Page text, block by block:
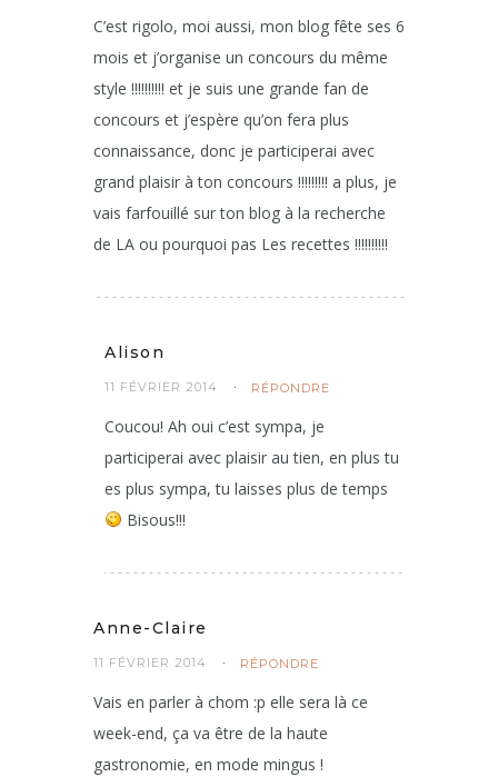
C’est rigolo, moi aussi, mon blog fête ses 6
mois et j’organise un concours du même
style !!!!!!!!!! et je suis une grande fan de
concours et j’espère qu’on fera plus
connaissance, donc je participerai avec
grand plaisir à ton concours !!!!!!!!! a plus, je
vais farfouillé sur ton blog à la recherche
de LA ou pourquoi pas Les recettes !!!!!!!!!!
Alison
11 FÉVRIER 2014 RÉPONDRE
Coucou! Ah oui c’est sympa, je
participerai avec plaisir au tien, en plus tu
es plus sympa, tu laisses plus de temps
Bisous!!!
Anne-Claire
11 FÉVRIER 2014 RÉPONDRE
Vais en parler à chom :p elle sera là ce
week-end, ça va être de la haute
gastronomie, en mode mingus !